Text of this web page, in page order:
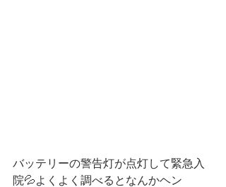
バッテリーの警告灯が点灯して緊急入
院💦よくよく調べるとなんかヘン